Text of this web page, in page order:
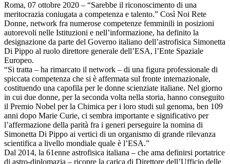
Roma, 07 ottobre 2020 – “Sarebbe il riconoscimento di una
meritocrazia coniugata a competenza e talento.” Così Noi Rete
Donne, network fra numerose competenze femminili in posizioni
autorevoli nelle Istituzioni e nell’informazione, ha definito la
designazione da parte del Governo italiano dell’astrofisica Simonetta
Di Pippo al ruolo direttore generale dell’ESA, l’Ente Spaziale
Europeo.
“Si tratta – ha rimarcato il network – di una figura professionale di
spiccata competenza che si è affermata sul fronte internazionale,
costituendo una capofila per le donne scienziate italiane. Nel giorno
in cui due donne, per la seconda volta nella storia, hanno conseguito
il Premio Nobel per la Chimica per i loro studi sul genoma, ben 109
anni dopo Marie Curie, ci sembra importante e significativo per
l’affermazione della parità fra i generi perseguire la nomina di
Simonetta Di Pippo ai vertici di un organismo di grande rilevanza
scientifica a livello mondiale quale è l’ESA.”
Dal 2014, la 61enne astrofisica italiana – che ama definirsi portatrice
di astro-diplomazia – ricopre la carica di Direttore dell’Ufficio delle